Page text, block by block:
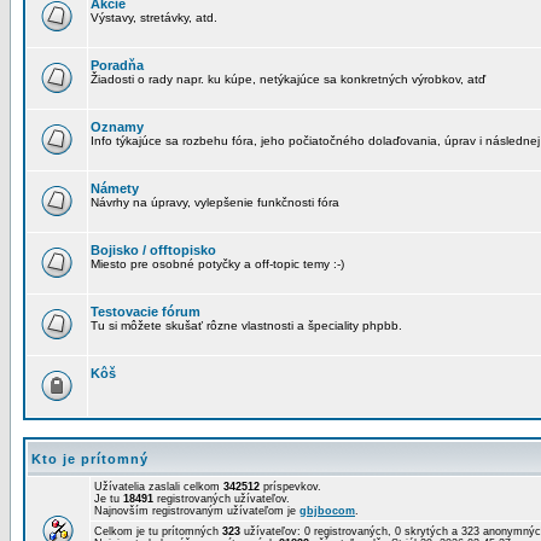
Akcie
Výstavy, stretávky, atd.
Poradňa
Žiadosti o rady napr. ku kúpe, netýkajúce sa konkretných výrobkov, atď
Oznamy
Info týkajúce sa rozbehu fóra, jeho počiatočného dolaďovania, úprav i následnej
Námety
Návrhy na úpravy, vylepšenie funkčnosti fóra
Bojisko / offtopisko
Miesto pre osobné potyčky a off-topic temy :-)
Testovacie fórum
Tu si môžete skušať rôzne vlastnosti a špeciality phpbb.
Kôš
Kto je prítomný
Užívatelia zaslali celkom 342512 príspevkov.
Je tu 18491 registrovaných užívateľov.
Najnovším registrovaným užívateľom je gbjbocom.
Celkom je tu prítomných 323 užívateľov: 0 registrovaných, 0 skrytých a 323